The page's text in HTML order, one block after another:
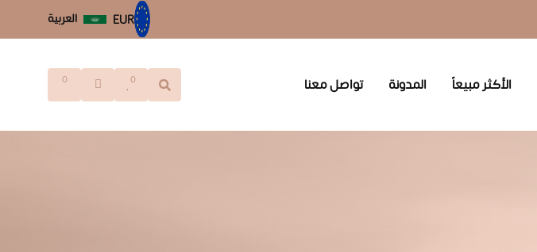
EUR العربية
الأكثر مبيعاً المدونة تواصل معنا 0
0